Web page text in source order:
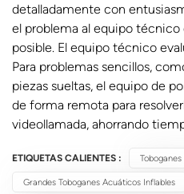
detalladamente con
el problema al equipo
posible. El equipo técnico
Para problemas sencillos,
piezas sueltas, el equipo de
de forma remota para
videollamada, ahorrando
ETIQUETAS CALIENTES :
Grandes Toboganes Acuáticos Inflables